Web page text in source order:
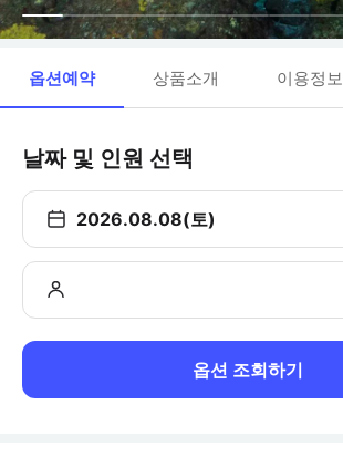
옵션예약 상품소개 이용정보
날짜 및 인원 선택
2026.08.08(토)
옵션 조회하기